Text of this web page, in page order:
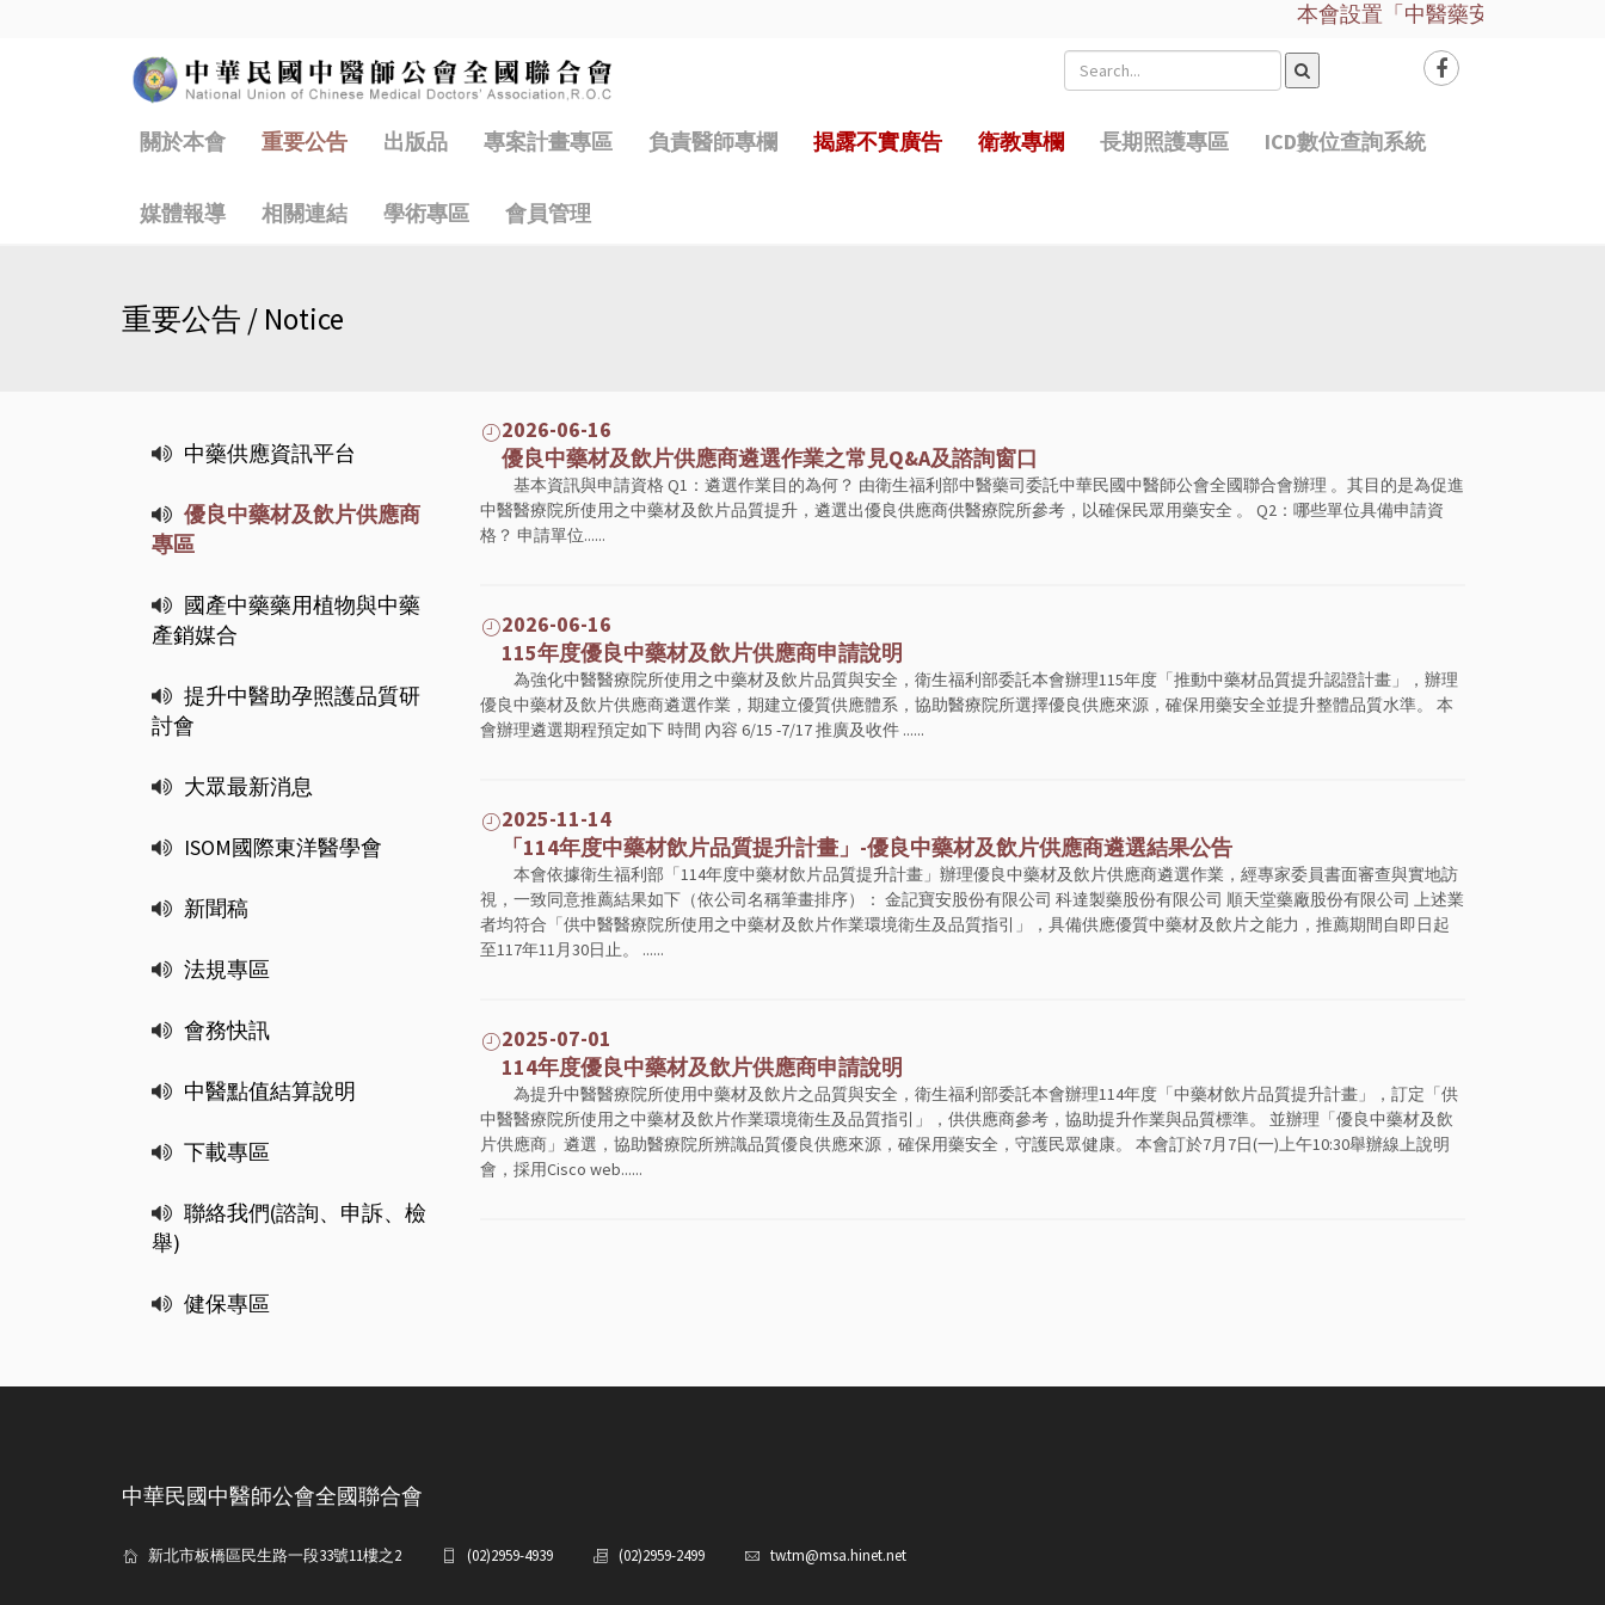
本會設置「中醫藥安全諮詢服
關於本會 重要公告 出版品 專案計畫專區 負責醫師專欄 揭露不實廣告 衛教專欄 長期照護專區 ICD數位查詢系統
媒體報導 相關連結 學術專區 會員管理
重要公告 / Notice
中藥供應資訊平台
優良中藥材及飲片供應商
專區
國產中藥藥用植物與中藥
產銷媒合
提升中醫助孕照護品質研
討會
大眾最新消息
ISOM國際東洋醫學會
新聞稿
法規專區
會務快訊
中醫點值結算說明
下載專區
聯絡我們(諮詢、申訴、檢
舉)
健保專區
2026-06-16
優良中藥材及飲片供應商遴選作業之常見Q&A及諮詢窗口
基本資訊與申請資格 Q1：遴選作業目的為何？ 由衛生福利部中醫藥司委託中華民國中醫師公會全國聯合會辦理 。其目的是為促進
中醫醫療院所使用之中藥材及飲片品質提升，遴選出優良供應商供醫療院所參考，以確保民眾用藥安全 。 Q2：哪些單位具備申請資
格？ 申請單位......
2026-06-16
115年度優良中藥材及飲片供應商申請說明
為強化中醫醫療院所使用之中藥材及飲片品質與安全，衛生福利部委託本會辦理115年度「推動中藥材品質提升認證計畫」，辦理
優良中藥材及飲片供應商遴選作業，期建立優質供應體系，協助醫療院所選擇優良供應來源，確保用藥安全並提升整體品質水準。 本
會辦理遴選期程預定如下 時間 內容 6/15 -7/17 推廣及收件 ......
2025-11-14
「114年度中藥材飲片品質提升計畫」-優良中藥材及飲片供應商遴選結果公告
本會依據衛生福利部「114年度中藥材飲片品質提升計畫」辦理優良中藥材及飲片供應商遴選作業，經專家委員書面審查與實地訪
視，一致同意推薦結果如下（依公司名稱筆畫排序）： 金記寶安股份有限公司 科達製藥股份有限公司 順天堂藥廠股份有限公司 上述業
者均符合「供中醫醫療院所使用之中藥材及飲片作業環境衛生及品質指引」，具備供應優質中藥材及飲片之能力，推薦期間自即日起
至117年11月30日止。 ......
2025-07-01
114年度優良中藥材及飲片供應商申請說明
為提升中醫醫療院所使用中藥材及飲片之品質與安全，衛生福利部委託本會辦理114年度「中藥材飲片品質提升計畫」，訂定「供
中醫醫療院所使用之中藥材及飲片作業環境衛生及品質指引」，供供應商參考，協助提升作業與品質標準。 並辦理「優良中藥材及飲
片供應商」遴選，協助醫療院所辨識品質優良供應來源，確保用藥安全，守護民眾健康。 本會訂於7月7日(一)上午10:30舉辦線上說明
會，採用Cisco web......
中華民國中醫師公會全國聯合會
新北市板橋區民生路一段33號11樓之2 (02)2959-4939 (02)2959-2499 tw.tm@msa.hinet.net